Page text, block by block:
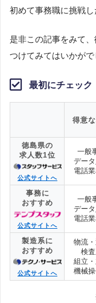
初めて事務職に挑戦し
是非この記事をみて
つけてみてはいかがで
最初にチェック
得意
徳島県の
求人数1位
公式サイトへ
一般
デー
電話
事務に
おすすめ
公式サイトへ
一般
デー
電話
製造系に
おすすめ
公式サイトへ
物流
検
組立
機械